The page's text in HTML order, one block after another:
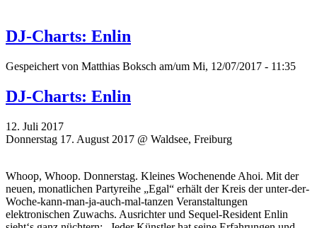
DJ-Charts: Enlin
Gespeichert von Matthias Boksch am/um Mi, 12/07/2017 - 11:35
DJ-Charts: Enlin
12. Juli 2017
Donnerstag 17. August 2017 @ Waldsee, Freiburg
Whoop, Whoop. Donnerstag. Kleines Wochenende Ahoi. Mit der
neuen, monatlichen Partyreihe „Egal“ erhält der Kreis der unter-der-
Woche-kann-man-ja-auch-mal-tanzen Veranstaltungen
elektronischen Zuwachs. Ausrichter und Sequel-Resident Enlin